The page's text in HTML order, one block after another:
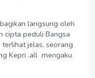
langsung oleh
cipta peduli Bangsa
jelas, seorang
Kepri .all mengaku